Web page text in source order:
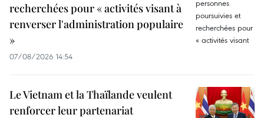
recherchées pour « activités visant à
renverser l'administration populaire
»
07/08/2026 14:54
Le Vietnam et la Thaïlande veulent
renforcer leur partenariat